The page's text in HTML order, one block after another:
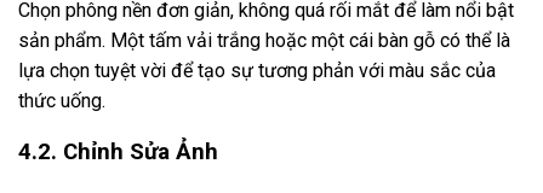
Chọn phông nền đơn giản, không quá rối mắt để làm nổi bật
sản phẩm. Một tấm vải trắng hoặc một cái bàn gỗ có thể là
lựa chọn tuyệt vời để tạo sự tương phản với màu sắc của
thức uống.
4.2. Chỉnh Sửa Ảnh